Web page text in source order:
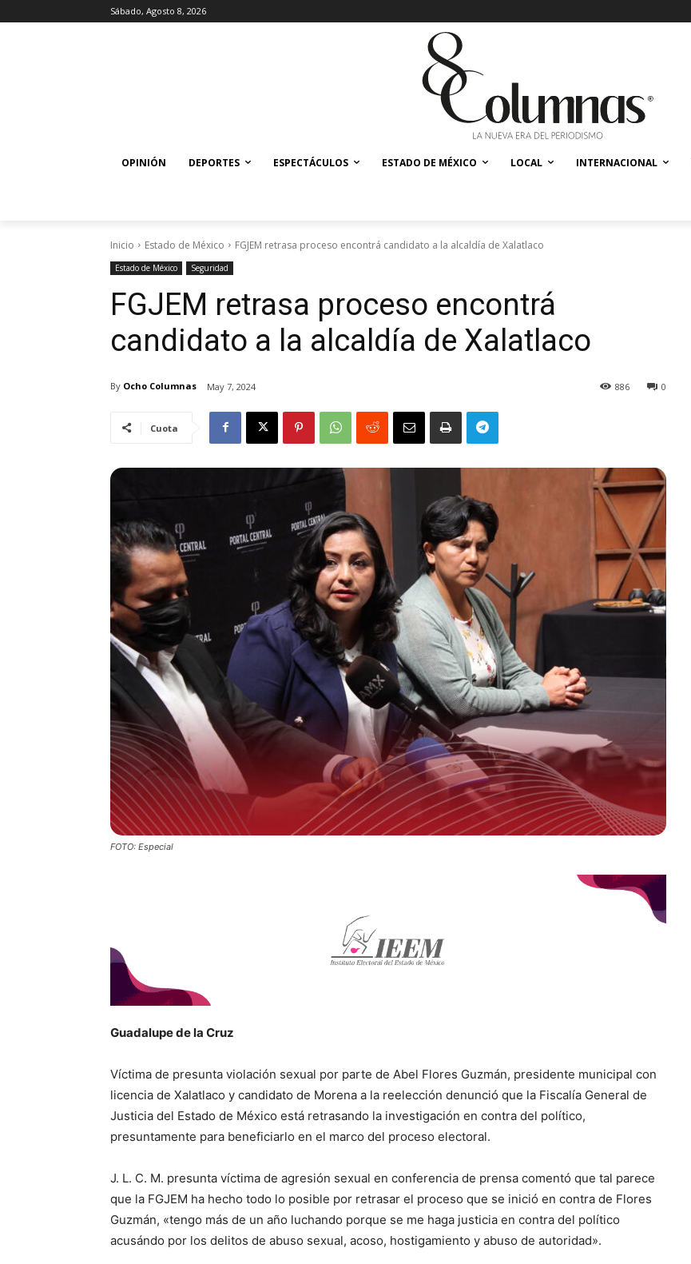
Sábado, Agosto 8, 2026
OPINIÓN DEPORTES ESPECTÁCULOS ESTADO DE MÉXICO LOCAL INTERNACIONAL
Inicio Estado de México FGJEM retrasa proceso encontrá candidato a la alcaldía de Xalatlaco
Estado de México Seguridad
FGJEM retrasa proceso encontrá
candidato a la alcaldía de Xalatlaco
By Ocho Columnas May 7, 2024 0
886
Cuota
FOTO: Especial
Guadalupe de la Cruz
Víctima de presunta violación sexual por parte de Abel Flores Guzmán, presidente municipal con
licencia de Xalatlaco y candidato de Morena a la reelección denunció que la Fiscalía General de
Justicia del Estado de México está retrasando la investigación en contra del político,
presuntamente para beneficiarlo en el marco del proceso electoral.
J. L. C. M. presunta víctima de agresión sexual en conferencia de prensa comentó que tal parece
que la FGJEM ha hecho todo lo posible por retrasar el proceso que se inició en contra de Flores
Guzmán, «tengo más de un año luchando porque se me haga justicia en contra del político
acusándo por los delitos de abuso sexual, acoso, hostigamiento y abuso de autoridad».